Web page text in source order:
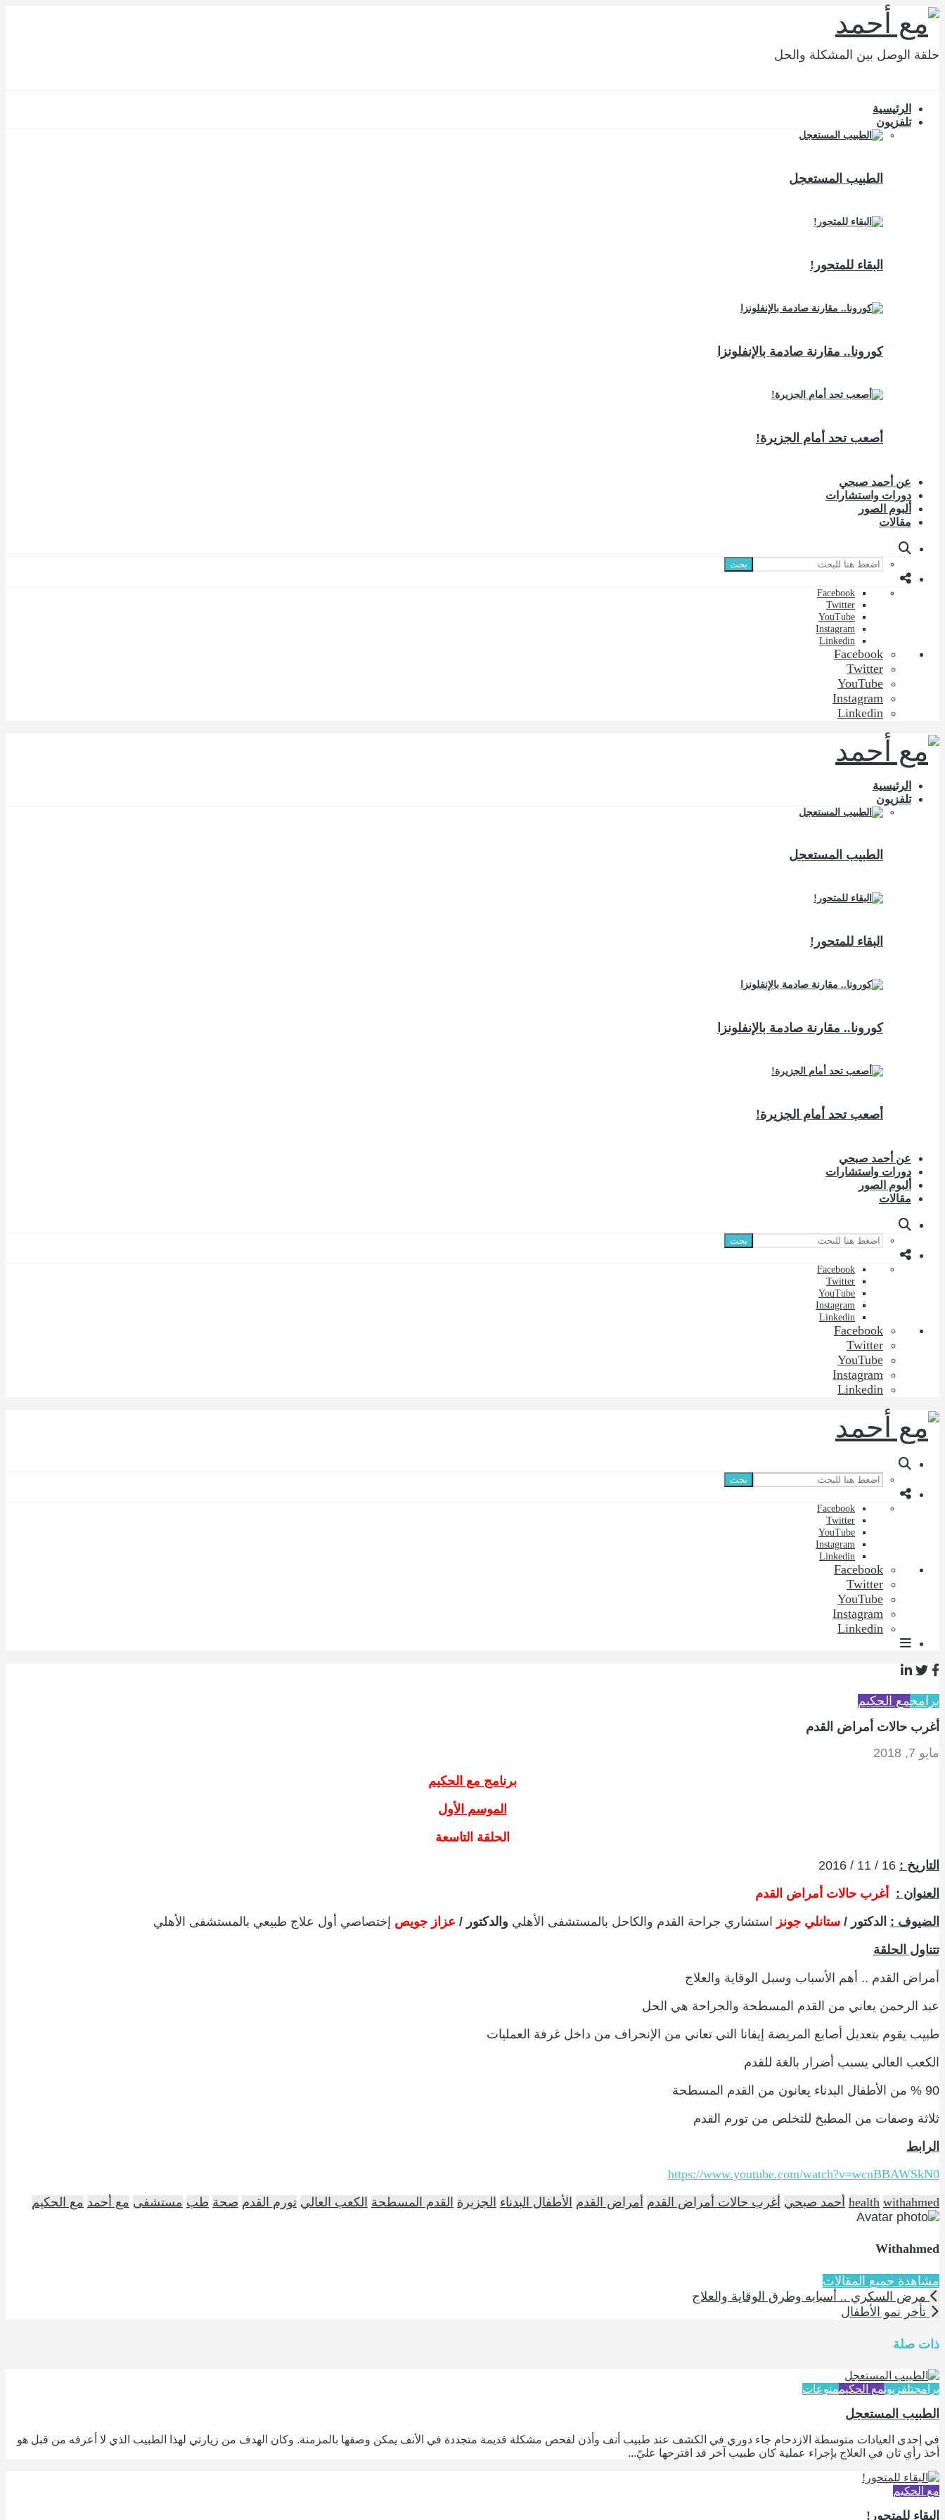
حلقة الوصل بين المشكلة والحل
الرئيسية
تلفزيون
الطبيب المستعجل
البقاء للمتحور!
كورونا.. مقارنة صادمة بالإنفلونزا
أصعب تحد أمام الجزيرة!
عن أحمد صبحي
دورات واستشارات
ألبوم الصور
مقالات
بحث
Facebook
Twitter
YouTube
Instagram
Linkedin
Facebook
Twitter
YouTube
Instagram
Linkedin
الرئيسية
تلفزيون
الطبيب المستعجل
البقاء للمتحور!
كورونا.. مقارنة صادمة بالإنفلونزا
أصعب تحد أمام الجزيرة!
عن أحمد صبحي
دورات واستشارات
ألبوم الصور
مقالات
بحث
Facebook
Twitter
YouTube
Instagram
Linkedin
Facebook
Twitter
YouTube
Instagram
Linkedin
بحث
Facebook
Twitter
YouTube
Instagram
Linkedin
Facebook
Twitter
YouTube
Instagram
Linkedin
برامجمع الحكيم
أغرب حالات أمراض القدم
مايو 7, 2018
برنامج مع الحكيم
الموسم الأول
الحلقة التاسعة
التاريخ :
العنوان :
أغرب حالات أمراض القدم
الضيوف : الدكتور / ستانلي جونز استشاري جراحة القدم والكاحل بالمستشفى الأهلي والدكتور / عزاز جويص إختصاصي أول علاج طبيعي بالمستشفى الأهلي
تتناول الحلقة
أمراض القدم .. أهم الأسباب وسبل الوقاية والعلاج
عبد الرحمن يعاني من القدم المسطحة والجراحة هي الحل
طبيب يقوم بتعديل أصابع المريضة إيفانا التي تعاني من الإنحراف من داخل غرفة العمليات
الكعب العالي يسبب أضرار بالغة للقدم
90 % من الأطفال البدناء يعانون من القدم المسطحة
ثلاثة وصفات من المطبخ للتخلص من تورم القدم
الرابط
https://www.youtube.com/watch?v=wcnBBAWSkN0
health withahmed أحمد صبحي أغرب حالات أمراض القدم أمراض القدم الأطفال البدناء الجزيرة القدم المسطحة الكعب العالي تورم القدم صحة طب مستشفى مع أحمد مع الحكيم
Withahmed
مشاهدة جميع المقالات
مرض السكري .. أسبابه وطرق الوقاية والعلاج
تأخر نمو الأطفال
ذات صلة
برامجتلفزيونمع الحكيممنوعات
الطبيب المستعجل
في إحدى العيادات متوسطة الازدحام جاء دوري في الكشف عند طبيب أنف وأذن لفحص مشكلة قديمة متجددة في الأنف يمكن وصفها بالمزمنة. وكان الهدف من زيارتي لهذا الطبيب الذي لا أعرفه من قبل هو
أخذ رأي ثان في العلاج بإجراء عملية كان طبيب آخر قد اقترحها عليّ...
مع الحكيم
البقاء للمتحور!